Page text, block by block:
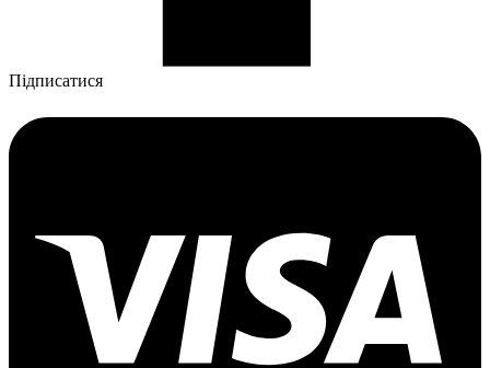
Підписатися